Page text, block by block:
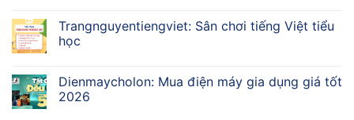
Trangnguyentiengviet: Sân chơi tiếng Việt tiểu
học
Dienmaycholon: Mua điện máy gia dụng giá tốt
2026